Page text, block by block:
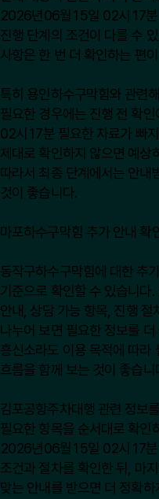
2026년06월15일 02시17분
진행 단계의 조건이 다를 수
사항은 한 번 더 확인하는 편
특히 용인하수구막힘와 관련
필요한 경우에는 진행 전 확
02시17분 필요한 자료가 빠
제대로 확인하지 않으면 예상
따라서 최종 단계에서는 안내
것이 좋습니다.
마포하수구막힘 추가 안내
동작구하수구막힘에 대한 추
기준으로 확인할 수 있습니
안내, 상담 가능 항목, 진행
나누어 보면 필요한 정보를
흥신소라도 이용 목적에 따라
흐름을 함께 보는 것이 좋습니
김포공항주차대행 관련 정보
필요한 항목을 순서대로 확인
2026년06월15일 02시17분
조건과 절차를 확인한 뒤, 마
맞는 안내를 받으면 더 정확